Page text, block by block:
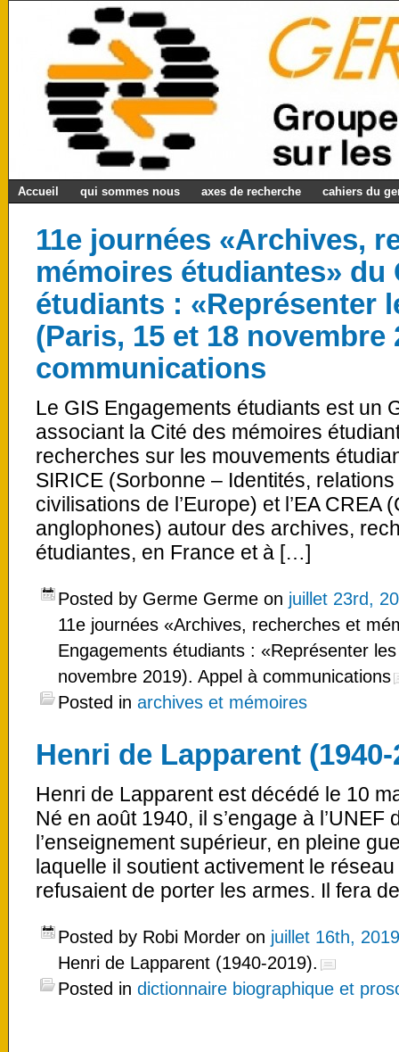
Accueil qui sommes nous axes de recherche cahiers du
11e journées «Archives,
mémoires étudiantes» du
étudiants : «Représenter
(Paris, 15 et 18 novembre
communications
Le GIS Engagements étudiants est un
associant la Cité des mémoires
recherches sur les mouvements
SIRICE (Sorbonne – Identités,
civilisations de l’Europe) et l’EA CREA
anglophones) autour des archives,
étudiantes, en France et à […]
Posted by Germe Germe on juillet 23rd,
11e journées «Archives, recherches et
Engagements étudiants : «Représenter
novembre 2019). Appel à communications
Posted in archives et mémoires
Henri de Lapparent (1940-
Henri de Lapparent est décédé le 10
Né en août 1940, il s’engage à
l’enseignement supérieur, en pleine
laquelle il soutient activement le
refusaient de porter les armes. Il fera
Posted by Robi Morder on juillet 16th, 2019
Henri de Lapparent (1940-2019).
Posted in dictionnaire biographique et